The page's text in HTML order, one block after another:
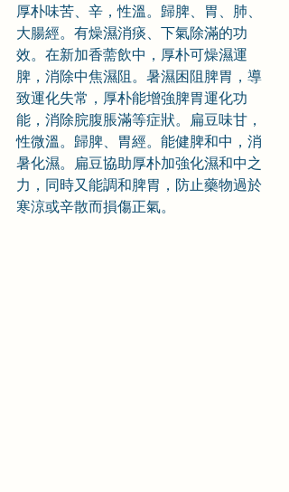
厚朴味苦、辛，性溫。歸脾、胃、肺、
大腸經。有燥濕消痰、下氣除滿的功
效。在新加香薷飲中，厚朴可燥濕運
脾，消除中焦濕阻。暑濕困阻脾胃，導
致運化失常，厚朴能增強脾胃運化功
能，消除脘腹脹滿等症狀。扁豆味甘，
性微溫。歸脾、胃經。能健脾和中，消
暑化濕。扁豆協助厚朴加強化濕和中之
力，同時又能調和脾胃，防止藥物過於
寒涼或辛散而損傷正氣。